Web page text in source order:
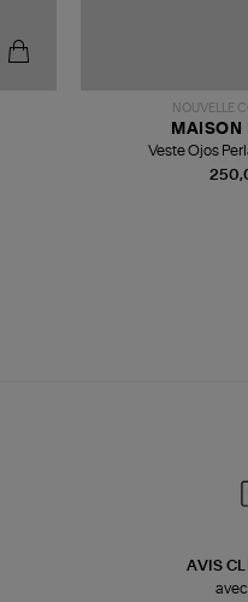
NOUVELLE
MAISON
Veste Ojos
AVIS